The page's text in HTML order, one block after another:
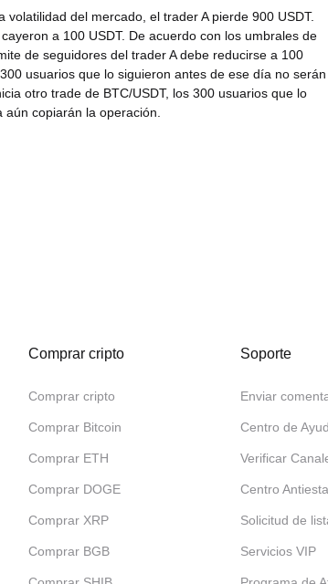
volatilidad del mercado, el trader A pierde 900 USDT.
a 100 USDT. De acuerdo con los umbrales de
de seguidores del trader A debe reducirse a 100
usuarios que lo siguieron antes de ese día no serán
otro trade de BTC/USDT, los 300 usuarios que lo
copiarán la operación.
Comprar cripto
Comprar cripto
Comprar Bitcoin
Comprar ETH
Comprar DOGE
Comprar XRP
Comprar BGB
Soporte
Enviar
Centro de
Verificar
Centro
Solicitud de
Servicios VIP